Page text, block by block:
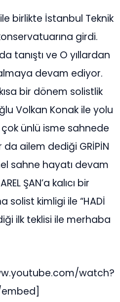
birlikte İstanbul Teknik
girdi.
tanıştı ve O yıllardan
devam ediyor.
bir dönem solistlik
Volkan Konak ile yolu
ünlü isme sahnede
da ailem dediği GRİPİN
sahne hayatı devam
ŞAN’a kalıcı bir
solist kimligi ile “HADİ
ilk teklisi ile merhaba
watch?